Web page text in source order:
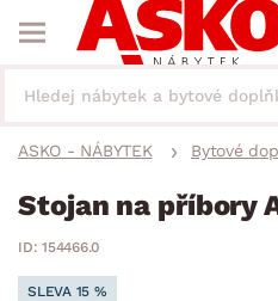
ASKO - NÁBYTEK Bytové
Stojan na příbory
ID: 154466.0
SLEVA 15 %